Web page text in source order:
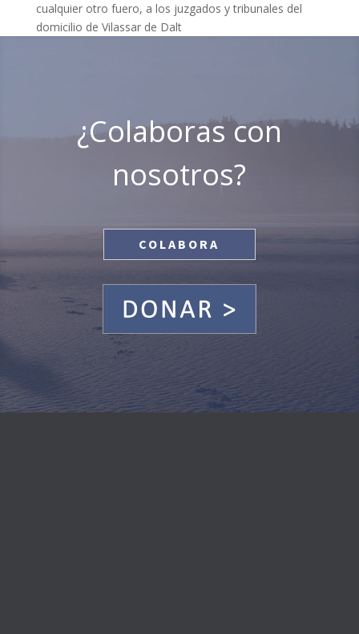
cualquier otro fuero, a los juzgados y tribunales del
domicilio de Vilassar de Dalt
¿Colaboras con
nosotros?
COLABORA